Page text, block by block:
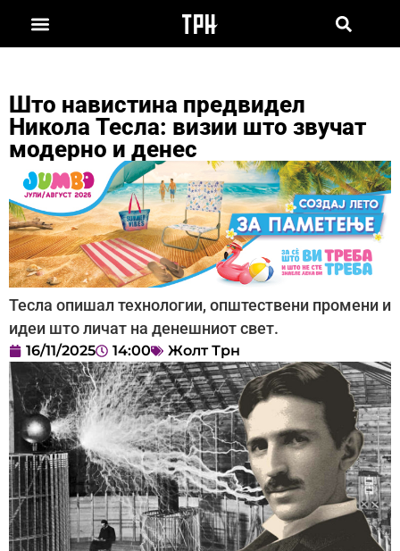
Што навистина предвидел
Никола Тесла: визии што звучат
модерно и денес
Тесла опишал технологии, општествени промени и
идеи што личат на денешниот свет.
16/11/2025 14:00 Жолт Трн